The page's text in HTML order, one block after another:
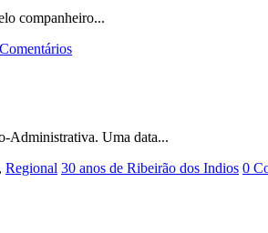
companheiro...
Administrativa. Uma data...
, Regional 30 anos de Ribeirão dos Indios 0